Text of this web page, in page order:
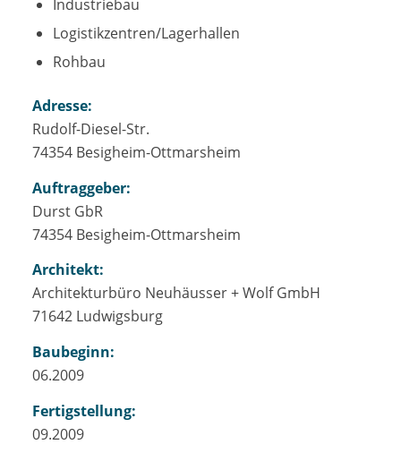
Industriebau
Logistikzentren/Lagerhallen
Rohbau
Adresse:
Rudolf-Diesel-Str.
74354 Besigheim-Ottmarsheim
Auftraggeber:
Durst GbR
74354 Besigheim-Ottmarsheim
Architekt:
Architekturbüro Neuhäusser + Wolf GmbH
71642 Ludwigsburg
Baubeginn:
06.2009
Fertigstellung:
09.2009